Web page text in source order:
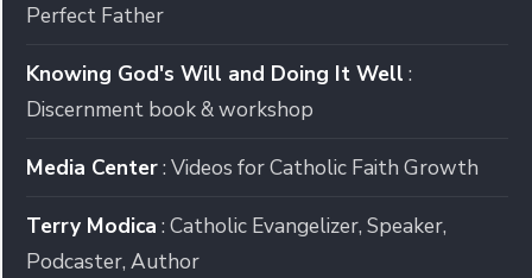
Perfect Father
Knowing God's Will and Doing It Well :
Discernment book & workshop
Media Center: Videos for Catholic Faith Growth
Terry Modica : Catholic Evangelizer, Speaker,
Podcaster, Author